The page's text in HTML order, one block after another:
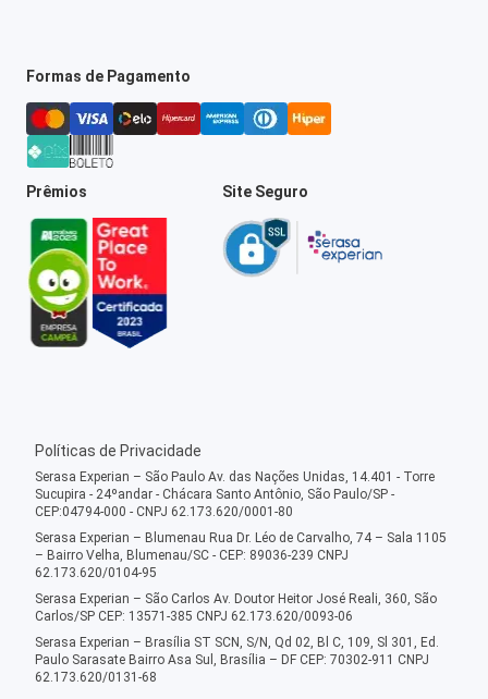
Formas de Pagamento
Prêmios Site Seguro
Políticas de Privacidade
Serasa Experian – São Paulo Av. das Nações Unidas, 14.401 - Torre
Sucupira - 24ºandar - Chácara Santo Antônio, São Paulo/SP -
CEP:04794-000 - CNPJ 62.173.620/0001-80
Serasa Experian – Blumenau Rua Dr. Léo de Carvalho, 74 – Sala 1105
– Bairro Velha, Blumenau/SC - CEP: 89036-239 CNPJ
62.173.620/0104-95
Serasa Experian – São Carlos Av. Doutor Heitor José Reali, 360, São
Carlos/SP CEP: 13571-385 CNPJ 62.173.620/0093-06
Serasa Experian – Brasília ST SCN, S/N, Qd 02, Bl C, 109, Sl 301, Ed.
Paulo Sarasate Bairro Asa Sul, Brasília – DF CEP: 70302-911 CNPJ
62.173.620/0131-68